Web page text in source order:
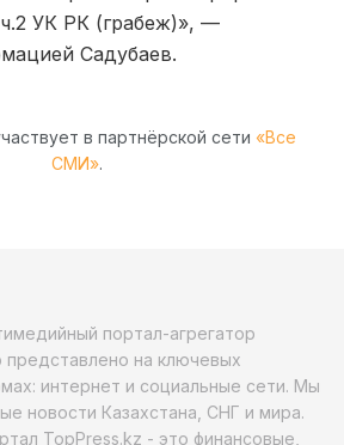
УК РК (грабеж)», —
Садубаев.
в партнёрской сети «Все
СМИ».
портал-агрегатор
представлено на ключевых
интернет и социальные сети. Мы
новости Казахстана, СНГ и мира.
TopPress.kz - это финансовые,